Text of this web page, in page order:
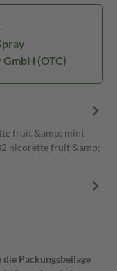
(OTC)
fruit &amp; mint
nicorette fruit &amp;
Packungsbeilage